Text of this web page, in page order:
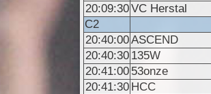
20:09:30VC Herstal
C2
20:40:00ASCEND
20:40:30 135W
20:41:00 53onze
20:41:30 HCC